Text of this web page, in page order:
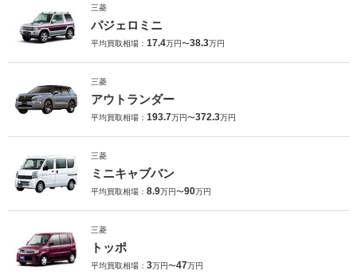
三菱
パジェロミニ
平均買取相場： 17.4万円〜38.3万円
三菱
アウトランダー
平均買取相場： 193.7万円〜372.3万円
三菱
ミニキャブバン
平均買取相場： 8.9万円〜90万円
三菱
トッポ
平均買取相場： 3万円〜47万円